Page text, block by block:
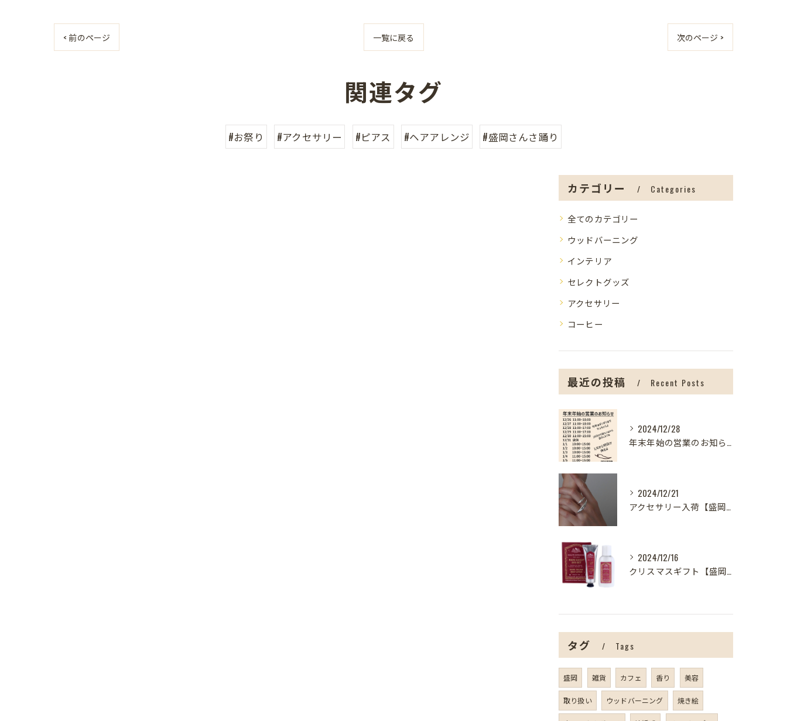
< 前のページ 一覧に戻る 次のページ >
関連タグ
#お祭り #アクセサリー #ピアス #ヘアアレンジ #盛岡さんさ踊り
カテゴリー Categories
全てのカテゴリー
ウッドバーニング
インテリア
セレクトグッズ
アクセサリー
コーヒー
最近の投稿 Recent Posts
2024/12/28
年末年始の営業のお知らせ【盛岡の雑貨屋】
2024/12/21
アクセサリー入荷【盛岡の雑貨屋】
2024/12/16
クリスマスギフト【盛岡の雑貨屋】
タグ Tags
盛岡 雑貨 カフェ 香り 美容
取り扱い ウッドバーニング 焼き絵